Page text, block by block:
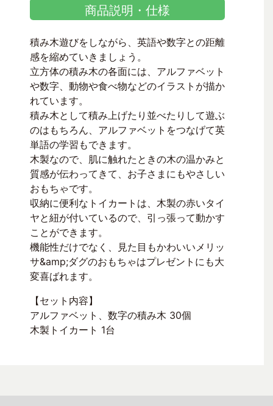
商品説明・仕様
積み木遊びをしながら、英語や数字との距離
感を縮めていきましょう。
立方体の積み木の各面には、アルファベット
や数字、動物や食べ物などのイラストが描か
れています。
積み木として積み上げたり並べたりして遊ぶ
のはもちろん、アルファベットをつなげて英
単語の学習もできます。
木製なので、肌に触れたときの木の温かみと
質感が伝わってきて、お子さまにもやさしい
おもちゃです。
収納に便利なトイカートは、木製の赤いタイ
ヤと紐が付いているので、引っ張って動かす
ことができます。
機能性だけでなく、見た目もかわいいメリッ
サ&amp;ダグのおもちゃはプレゼントにも大
変喜ばれます。
【セット内容】
アルファベット、数字の積み木 30個
木製トイカート 1台